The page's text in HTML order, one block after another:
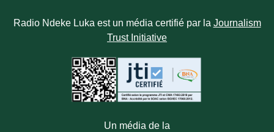
Radio Ndeke Luka est un média certifié par la Journalism
Trust Initiative
Un média de la